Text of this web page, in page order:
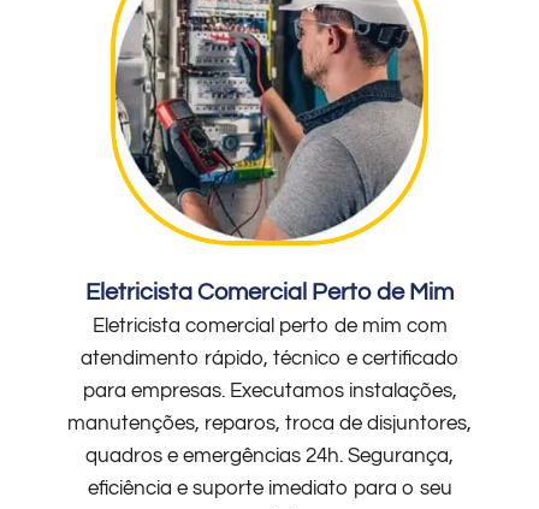
Eletricista Comercial Perto de Mim
Eletricista comercial perto de mim com
atendimento rápido, técnico e certificado
para empresas. Executamos instalações,
manutenções, reparos, troca de disjuntores,
quadros e emergências 24h. Segurança,
eficiência e suporte imediato para o seu